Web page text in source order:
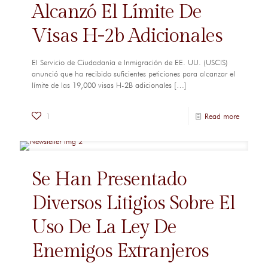
Alcanzó El Límite De
Visas H-2b Adicionales
El Servicio de Ciudadanía e Inmigración de EE. UU. (USCIS)
anunció que ha recibido suficientes peticiones para alcanzar el
límite de las 19,000 visas H-2B adicionales […]
1 Read more
Se Han Presentado
Diversos Litigios Sobre El
Uso De La Ley De
Enemigos Extranjeros